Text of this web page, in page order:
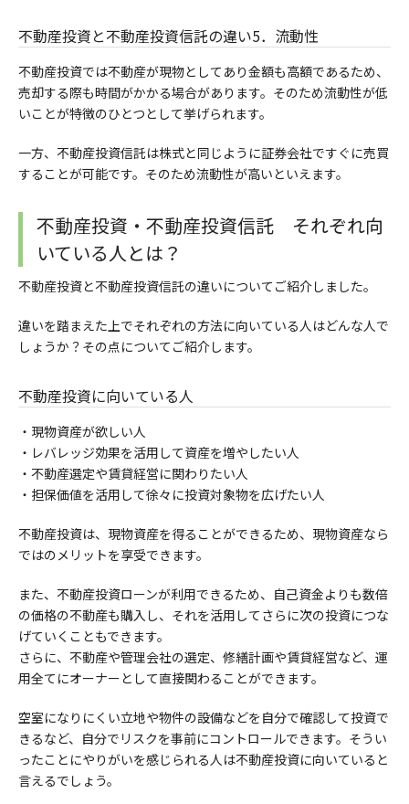
不動産投資と不動産投資信託の違い5．流動性
不動産投資では不動産が現物としてあり金額も高額であるため、
売却する際も時間がかかる場合があります。そのため流動性が低
いことが特徴のひとつとして挙げられます。
一方、不動産投資信託は株式と同じように証券会社ですぐに売買
することが可能です。そのため流動性が高いといえます。
不動産投資・不動産投資信託 それぞれ向
いている人とは？
不動産投資と不動産投資信託の違いについてご紹介しました。
違いを踏まえた上でそれぞれの方法に向いている人はどんな人で
しょうか？その点についてご紹介します。
不動産投資に向いている人
・現物資産が欲しい人
・ レバレッジ効果を活用して資産を増やしたい人
・ 不動産選定や賃貸経営に関わりたい人
・ 担保価値を活用して徐々に投資対象物を広げたい人
不動産投資は、現物資産を得ることができるため、現物資産なら
ではのメリットを享受できます。
また、不動産投資ローンが利用できるため、自己資金よりも数倍
の価格の不動産も購入し、それを活用してさらに次の投資につな
げていくこともできます。
さらに、不動産や管理会社の選定、修繕計画や賃貸経営など、運
用全てにオーナーとして直接関わることができます。
空室になりにくい立地や物件の設備などを自分で確認して投資で
きるなど、自分でリスクを事前にコントロールできます。そうい
ったことにやりがいを感じられる人は不動産投資に向いていると
言えるでしょう。